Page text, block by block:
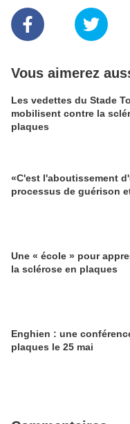
Vous aimerez
Les vedettes du Stade
mobilisent contre la
plaques
«C'est l'aboutissement
processus de guérison
Une « école » pour
la sclérose en plaques
Enghien : une
plaques le 25 mai